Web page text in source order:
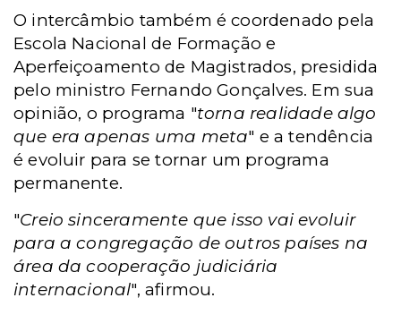
O intercâmbio também é coordenado pela
Escola Nacional de Formação e
Aperfeiçoamento de Magistrados, presidida
pelo ministro Fernando Gonçalves. Em sua
opinião, o programa "torna realidade algo
que era apenas uma meta" e a tendência
é evoluir para se tornar um programa
permanente.
"Creio sinceramente que isso vai evoluir
para a congregação de outros países na
área da cooperação judiciária
internacional", afirmou.